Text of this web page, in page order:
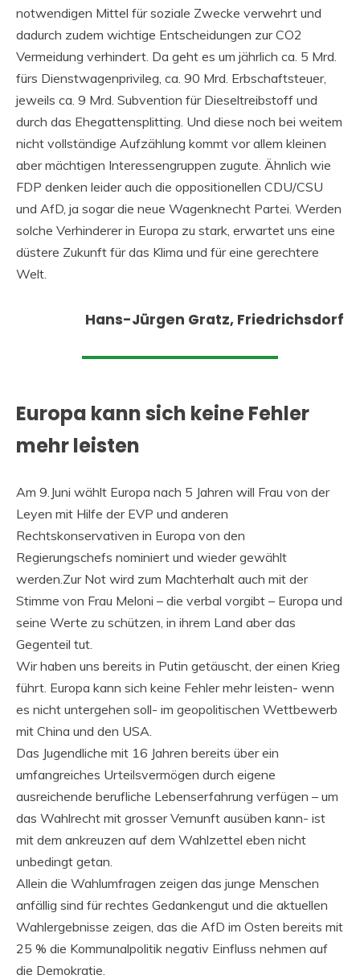
notwendigen Mittel für soziale Zwecke verwehrt und
dadurch zudem wichtige Entscheidungen zur CO2
Vermeidung verhindert. Da geht es um jährlich ca. 5 Mrd.
fürs Dienstwagenprivileg, ca. 90 Mrd. Erbschaftsteuer,
jeweils ca. 9 Mrd. Subvention für Dieseltreibstoff und
durch das Ehegattensplitting. Und diese noch bei weitem
nicht vollständige Aufzählung kommt vor allem kleinen
aber mächtigen Interessengruppen zugute. Ähnlich wie
FDP denken leider auch die oppositionellen CDU/CSU
und AfD, ja sogar die neue Wagenknecht Partei. Werden
solche Verhinderer in Europa zu stark, erwartet uns eine
düstere Zukunft für das Klima und für eine gerechtere
Welt.
Hans-Jürgen Gratz, Friedrichsdorf
Europa kann sich keine Fehler
mehr leisten
Am 9.Juni wählt Europa nach 5 Jahren will Frau von der
Leyen mit Hilfe der EVP und anderen
Rechtskonservativen in Europa von den
Regierungschefs nominiert und wieder gewählt
werden.Zur Not wird zum Machterhalt auch mit der
Stimme von Frau Meloni – die verbal vorgibt – Europa und
seine Werte zu schützen, in ihrem Land aber das
Gegenteil tut.
Wir haben uns bereits in Putin getäuscht, der einen Krieg
führt. Europa kann sich keine Fehler mehr leisten- wenn
es nicht untergehen soll- im geopolitischen Wettbewerb
mit China und den USA.
Das Jugendliche mit 16 Jahren bereits über ein
umfangreiches Urteilsvermögen durch eigene
ausreichende berufliche Lebenserfahrung verfügen – um
das Wahlrecht mit grosser Vernunft ausüben kann- ist
mit dem ankreuzen auf dem Wahlzettel eben nicht
unbedingt getan.
Allein die Wahlumfragen zeigen das junge Menschen
anfällig sind für rechtes Gedankengut und die aktuellen
Wahlergebnisse zeigen, das die AfD im Osten bereits mit
25 % die Kommunalpolitik negativ Einfluss nehmen auf
die Demokratie.